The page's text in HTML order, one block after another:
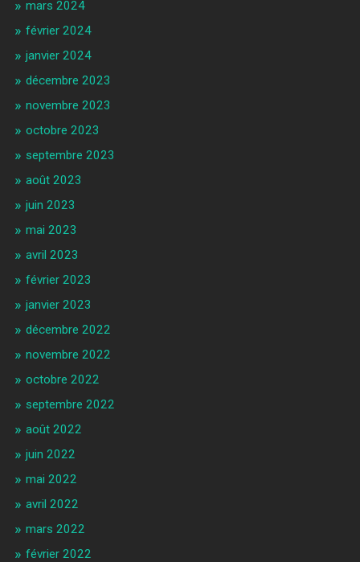
mars 2024
février 2024
janvier 2024
décembre 2023
novembre 2023
octobre 2023
septembre 2023
août 2023
juin 2023
mai 2023
avril 2023
février 2023
janvier 2023
décembre 2022
novembre 2022
octobre 2022
septembre 2022
août 2022
juin 2022
mai 2022
avril 2022
mars 2022
février 2022